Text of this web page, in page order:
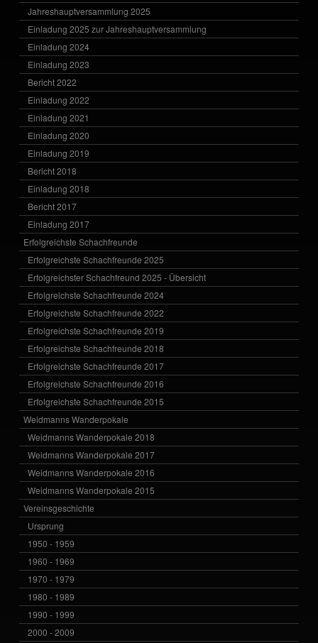
Jahreshauptversammlung 2025
Einladung 2025 zur Jahreshauptversammlung
Einladung 2024
Einladung 2023
Bericht 2022
Einladung 2022
Einladung 2021
Einladung 2020
Einladung 2019
Bericht 2018
Einladung 2018
Bericht 2017
Einladung 2017
Erfolgreichste Schachfreunde
Erfolgreichste Schachfreunde 2025
Erfolgreichster Schachfreund 2025 - Übersicht
Erfolgreichste Schachfreunde 2024
Erfolgreichste Schachfreunde 2022
Erfolgreichste Schachfreunde 2019
Erfolgreichste Schachfreunde 2018
Erfolgreichste Schachfreunde 2017
Erfolgreichste Schachfreunde 2016
Erfolgreichste Schachfreunde 2015
Weidmanns Wanderpokale
Weidmanns Wanderpokale 2018
Weidmanns Wanderpokale 2017
Weidmanns Wanderpokale 2016
Weidmanns Wanderpokale 2015
Vereinsgeschichte
Ursprung
1950 - 1959
1960 - 1969
1970 - 1979
1980 - 1989
1990 - 1999
2000 - 2009